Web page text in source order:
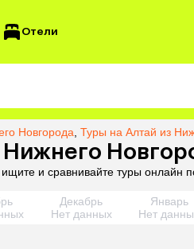
Отели
Новгорода Туры на Алтай из
и сравнивайте туры онлайн
Декабрь
Нет данных
Январь
Нет